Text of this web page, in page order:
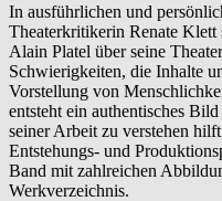
In ausführlichen und
Theaterkritikerin Renate Klett
Alain Platel über seine
Schwierigkeiten, die Inhalte
Vorstellung von
entsteht ein authentisches
seiner Arbeit zu verstehen
Entstehungs- und
Band mit zahlreichen
Werkverzeichnis.